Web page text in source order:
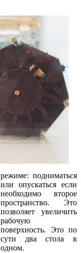
режиме: подниматься
или опускаться если
необходимо второе
пространство. Это
позволяет увеличить
рабочую
поверхность. Это по
сути два стола в
одном.